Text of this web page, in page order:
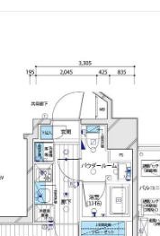
（土日及び祝日を除く）